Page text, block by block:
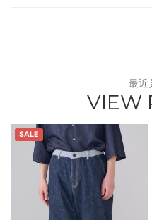
最近
VIEW
SALE